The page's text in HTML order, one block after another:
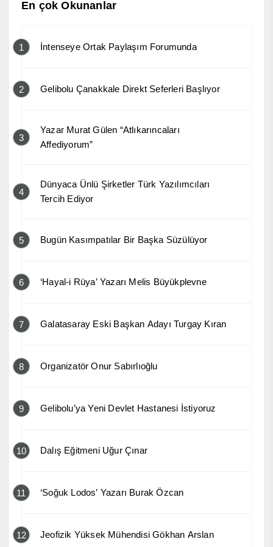
En çok Okunanlar
1 İntenseye Ortak Paylaşım Forumunda
2 Gelibolu Çanakkale Direkt Seferleri Başlıyor
3
Yazar Murat Gülen “Atlıkarıncaları
Affediyorum”
4
Dünyaca Ünlü Şirketler Türk Yazılımcıları
Tercih Ediyor
5 Bugün Kasımpatılar Bir Başka Süzülüyor
6 ‘Hayal-i Rüya’ Yazarı Melis Büyükplevne
7 Galatasaray Eski Başkan Adayı Turgay Kıran
8 Organizatör Onur Sabırlıoğlu
9 Gelibolu’ya Yeni Devlet Hastanesi İstiyoruz
10 Dalış Eğitmeni Uğur Çınar
11 ‘Soğuk Lodos’ Yazarı Burak Özcan
12 Jeofizik Yüksek Mühendisi Gökhan Arslan